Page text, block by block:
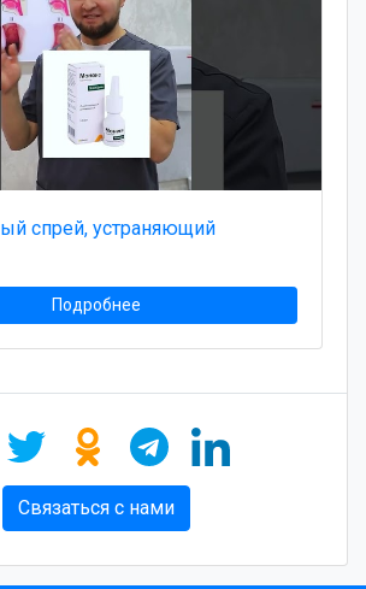
спрей, устраняющий
Подробнее
Связаться с нами